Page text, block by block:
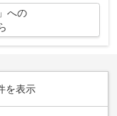
への
を表示